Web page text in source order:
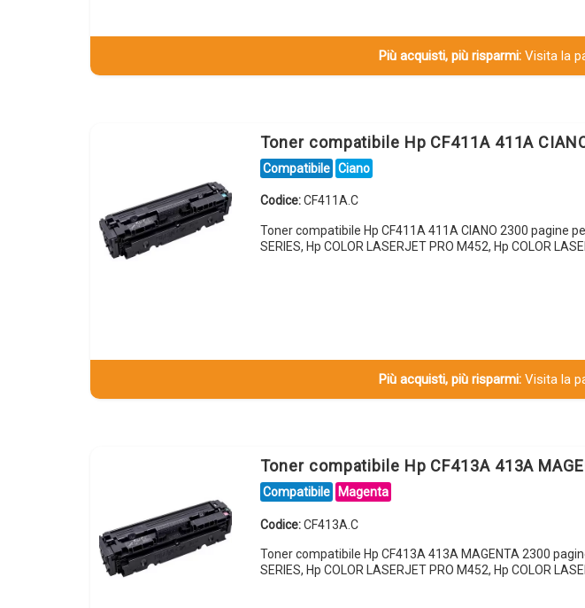
Più acquisti, più risparmi:Visita la
Toner compatibile Hp CF411A 411A
Compatibile Ciano
Codice:CF411A.C
Toner compatibile Hp CF411A 411A CIANO 2300 pagine
SERIES, Hp COLOR LASERJET PRO M452, Hp COLOR
Più acquisti, più risparmi:Visita la
Toner compatibile Hp CF413A 413A
Compatibile Magenta
Codice:CF413A.C
Toner compatibile Hp CF413A 413A MAGENTA 2300
SERIES, Hp COLOR LASERJET PRO M452, Hp COLOR